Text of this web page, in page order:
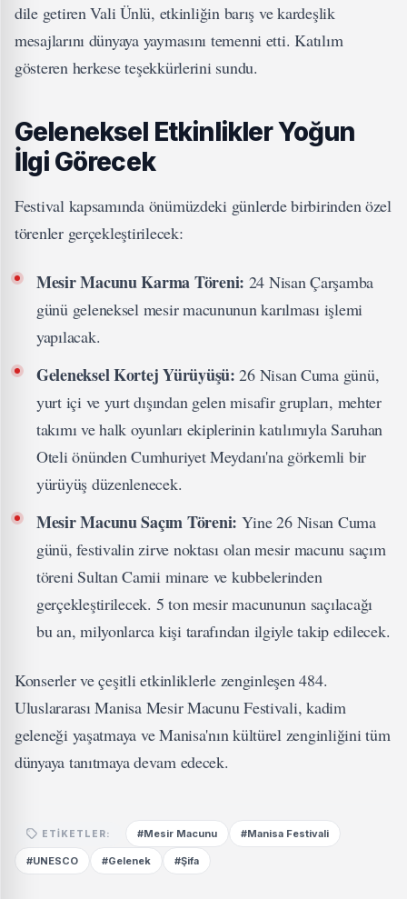
dile getiren Vali Ünlü, etkinliğin barış ve kardeşlik
mesajlarını dünyaya yaymasını temenni etti. Katılım
gösteren herkese teşekkürlerini sundu.
Geleneksel Etkinlikler Yoğun
İlgi Görecek
Festival kapsamında önümüzdeki günlerde birbirinden özel
törenler gerçekleştirilecek:
Mesir Macunu Karma Töreni: 24 Nisan Çarşamba
günü geleneksel mesir macununun karılması işlemi
yapılacak.
Geleneksel Kortej Yürüyüşü: 26 Nisan Cuma günü,
yurt içi ve yurt dışından gelen misafir grupları, mehter
takımı ve halk oyunları ekiplerinin katılımıyla Saruhan
Oteli önünden Cumhuriyet Meydanı'na görkemli bir
yürüyüş düzenlenecek.
Mesir Macunu Saçım Töreni: Yine 26 Nisan Cuma
günü, festivalin zirve noktası olan mesir macunu saçım
töreni Sultan Camii minare ve kubbelerinden
gerçekleştirilecek. 5 ton mesir macununun saçılacağı
bu an, milyonlarca kişi tarafından ilgiyle takip edilecek.
Konserler ve çeşitli etkinliklerle zenginleşen 484.
Uluslararası Manisa Mesir Macunu Festivali, kadim
geleneği yaşatmaya ve Manisa'nın kültürel zenginliğini tüm
dünyaya tanıtmaya devam edecek.
ETIKETLER: #Mesir Macunu #Manisa Festivali
#UNESCO #Gelenek #Şifa